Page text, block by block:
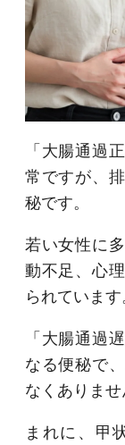
「大腸通過
常ですが、
秘です。
若い女性に
動不足、心
られています
「大腸通過
なる便秘で
なくありませ
まれに、甲